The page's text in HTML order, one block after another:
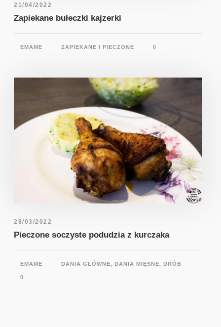
21/04/2022
Zapiekane bułeczki kajzerki
EMAME ZAPIEKANE I PIECZONE 0
28/03/2022
Pieczone soczyste podudzia z kurczaka
EMAME DANIA GŁÓWNE, DANIA MIĘSNE, DRÓB
0